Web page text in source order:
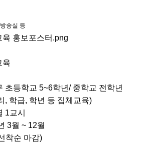
송실 등
육
초등학교 5~6학년/ 중학교 전학년
학년 등 집체교육)
교시
3월 ~ 12월
순 마감)